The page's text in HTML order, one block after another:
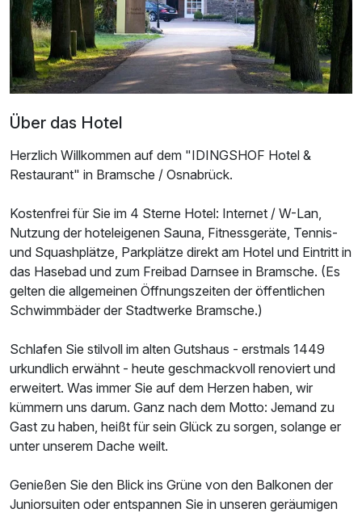
Ausstattung
Für 2 Tage p.P. ab 59,00 €
Doppelzimmer Superior
2 Erwachsene und 1 Kind
Über das Hotel
Herzlich Willkommen auf dem "IDINGSHOF Hotel &
Restaurant" in Bramsche / Osnabrück.
Kostenfrei für Sie im 4 Sterne Hotel: Internet / W-Lan,
Nutzung der hoteleigenen Sauna, Fitnessgeräte, Tennis-
und Squashplätze, Parkplätze direkt am Hotel und Eintritt in
das Hasebad und zum Freibad Darnsee in Bramsche. (Es
gelten die allgemeinen Öffnungszeiten der öffentlichen
Schwimmbäder der Stadtwerke Bramsche.)
Schlafen Sie stilvoll im alten Gutshaus - erstmals 1449
urkundlich erwähnt - heute geschmackvoll renoviert und
erweitert. Was immer Sie auf dem Herzen haben, wir
kümmern uns darum. Ganz nach dem Motto: Jemand zu
Gast zu haben, heißt für sein Glück zu sorgen, solange er
unter unserem Dache weilt.
Genießen Sie den Blick ins Grüne von den Balkonen der
Juniorsuiten oder entspannen Sie in unseren geräumigen